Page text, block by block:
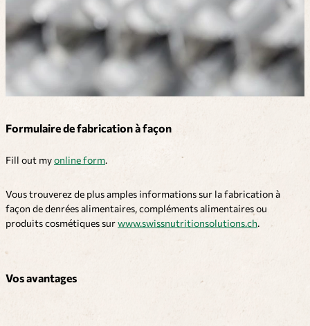
Formulaire de fabrication à façon
Fill out myonline form.
Vous trouverez de plus amples informations sur la fabrication à
façon de denrées alimentaires, compléments alimentaires ou
produits cosmétiques surwww.swissnutritionsolutions.ch.
Vos avantages